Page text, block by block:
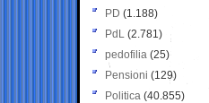
PD (1.188)
PdL (2.781)
pedofilia (25)
Pensioni (129)
Politica (40.855)